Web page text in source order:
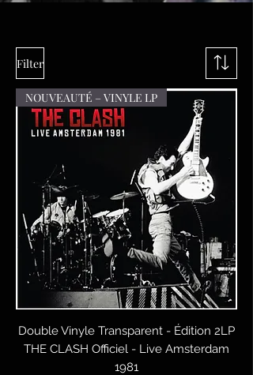
Filter
NOUVEAUTÉ – VINYLE LP
Double Vinyle Transparent - Édition 2LP
THE CLASH Officiel - Live Amsterdam
1981